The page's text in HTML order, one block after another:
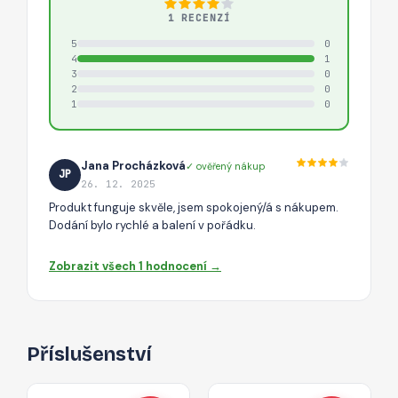
1 RECENZÍ
5
0
4
1
3
0
2
0
1
0
JP
Jana Procházková✓ ověřený nákup
26. 12. 2025
Produkt funguje skvěle, jsem spokojený/á s nákupem.
Dodání bylo rychlé a balení v pořádku.
Zobrazit všech 1 hodnocení →
Příslušenství